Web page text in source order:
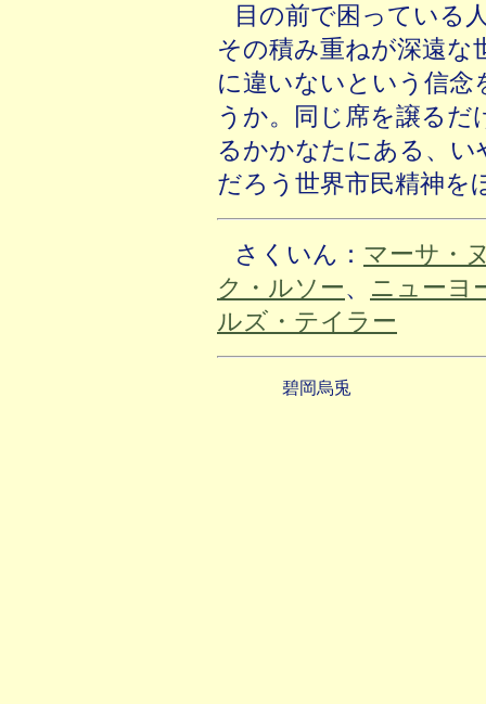
目の前で困っている
その積み重ねが深遠な
に違いないという信
うか。同じ席を譲る
るかかなたにある、
だろう世界市民精神を
さくいん： マーサ・
ク・ルソー、 ニューヨ
ルズ・テイラー
碧岡烏兎